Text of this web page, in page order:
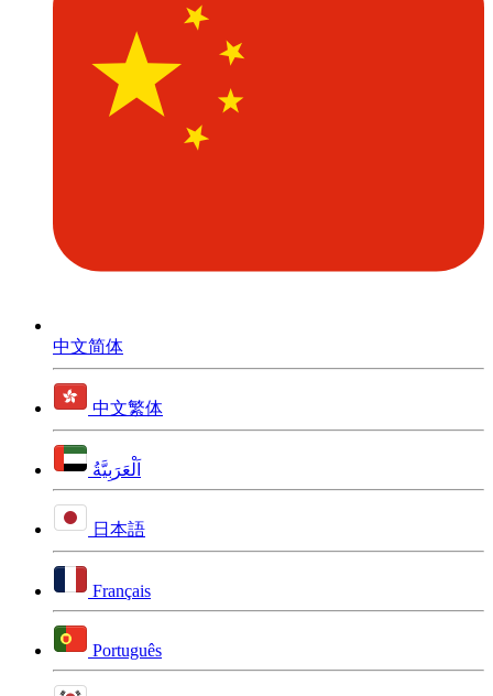
中文简体
中文繁体
اَلْعَرَبِيَّةُ
日本語
Français
Português